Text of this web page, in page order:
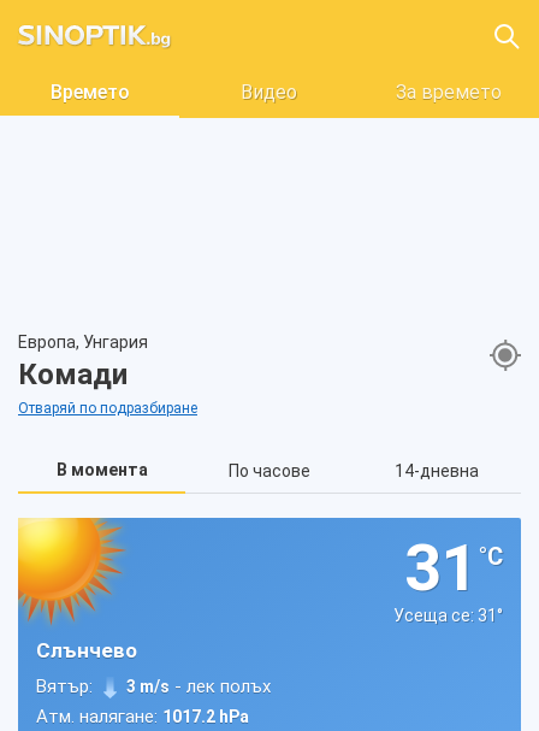
Времето Видео За времето
Европа, Унгария
Комади
Отваряй по подразбиране
В момента По часове 14-дневна
31 °C
Усеща се: 31°
Слънчево
Вятър: 3 m/s - лек полъх
Атм. налягане: 1017.2 hPa